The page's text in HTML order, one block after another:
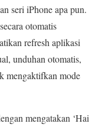
seri iPhone apa pun.
otomatis
refresh aplikasi
unduhan otomatis,
mengaktifkan mode
mengatakan ‘Hai